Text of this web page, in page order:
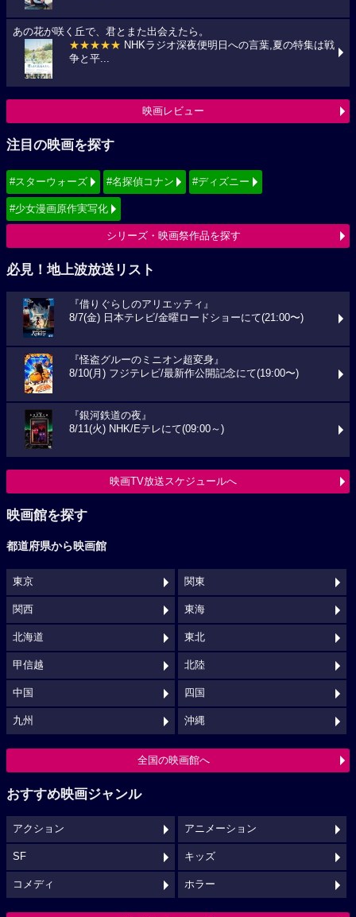
あの花が咲く丘で、君とまた出会えたら。
★★★★★ NHKラジオ深夜便明日への言葉,夏の特集は戦
争と平...
映画レビュー
注目の映画を探す
#スターウォーズ #名探偵コナン #ディズニー
#少女漫画原作実写化
シリーズ・映画祭作品を探す
必見！地上波放送リスト
『借りぐらしのアリエッティ』
8/7(金) 日本テレビ/金曜ロードショーにて(21:00〜)
『怪盗グルーのミニオン超変身』
8/10(月) フジテレビ/最新作公開記念にて(19:00〜)
『銀河鉄道の夜』
8/11(火) NHK/Eテレにて(09:00～)
映画TV放送スケジュールへ
映画館を探す
都道府県から映画館
東京 関東
関西 東海
北海道 東北
甲信越 北陸
中国 四国
九州 沖縄
全国の映画館へ
おすすめ映画ジャンル
アクション アニメーション
SF キッズ
コメディ ホラー